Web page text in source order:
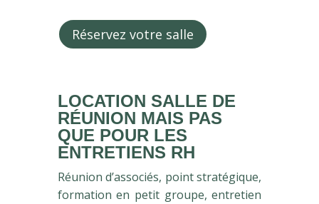
Réservez votre salle
LOCATION SALLE DE
RÉUNION MAIS PAS
QUE POUR LES
ENTRETIENS RH
Réunion d’associés, point stratégique,
formation en petit groupe, entretien